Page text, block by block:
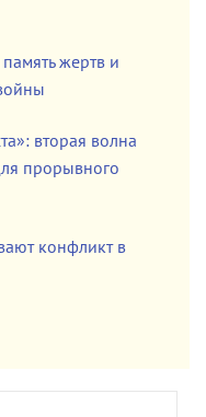
жертв и
вторая волна
прорывного
конфликт в